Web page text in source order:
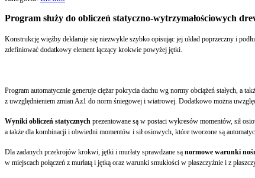
Program służy do obliczeń statyczno-wytrzymałościowych
Konstrukcję więźby deklaruje się niezwykle szybko opisując jej układ poprzeczny i
zdefiniować dodatkowy element łączący krokwie powyżej jętki.
Program automatycznie generuje ciężar pokrycia dachu wg normy obciążeń stałych, a
z uwzględnieniem zmian Az1 do norm śniegowej i wiatrowej. Dodatkowo można
Wyniki obliczeń statycznych prezentowane są w postaci wykresów momentów, sił
a także dla kombinacji i obwiedni momentów i sił osiowych, które tworzone są
Dla zadanych przekrojów krokwi, jętki i murłaty sprawdzane są normowe warunki
w miejscach połączeń z murłatą i jętką oraz warunki smukłości w płaszczyźnie i z